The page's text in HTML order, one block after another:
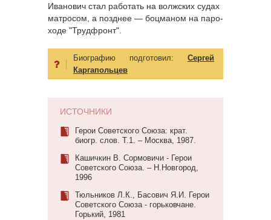
Иванович стал ра­ботать на волжских судах
матросом, а позднее — боцманом на паро­
ходе "Трудфронт".
Биографию подготовил: Сергей
Каргапольцев
ИСТОЧНИКИ
Герои Советского Союза: крат.
биогр. слов. Т.1. – Москва, 1987.
Кашичкин В. Сормовичи - Герои
Советского Союза. – Н.Новгород,
1996
Тюльников Л.К., Басович Я.И. Герои
Советского Союза - горьковчане.
Горький, 1981